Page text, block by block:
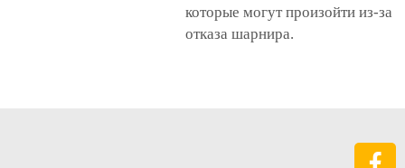
которые могут произойти из-за
отказа шарнира.